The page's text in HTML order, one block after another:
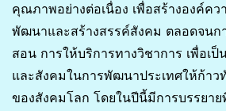
คุณภาพอย่างต่อเนื่อง เพื่อสร้างองค์คว
พัฒนาและสร้างสรรค์สังคม ตลอดจนก
สอน การให้บริการทางวิชาการ เพื่อเ
และสังคมในการพัฒนาประเทศให้ก้าว
ของสังคมโลก โดยในปีนี้มีการบรรยาย